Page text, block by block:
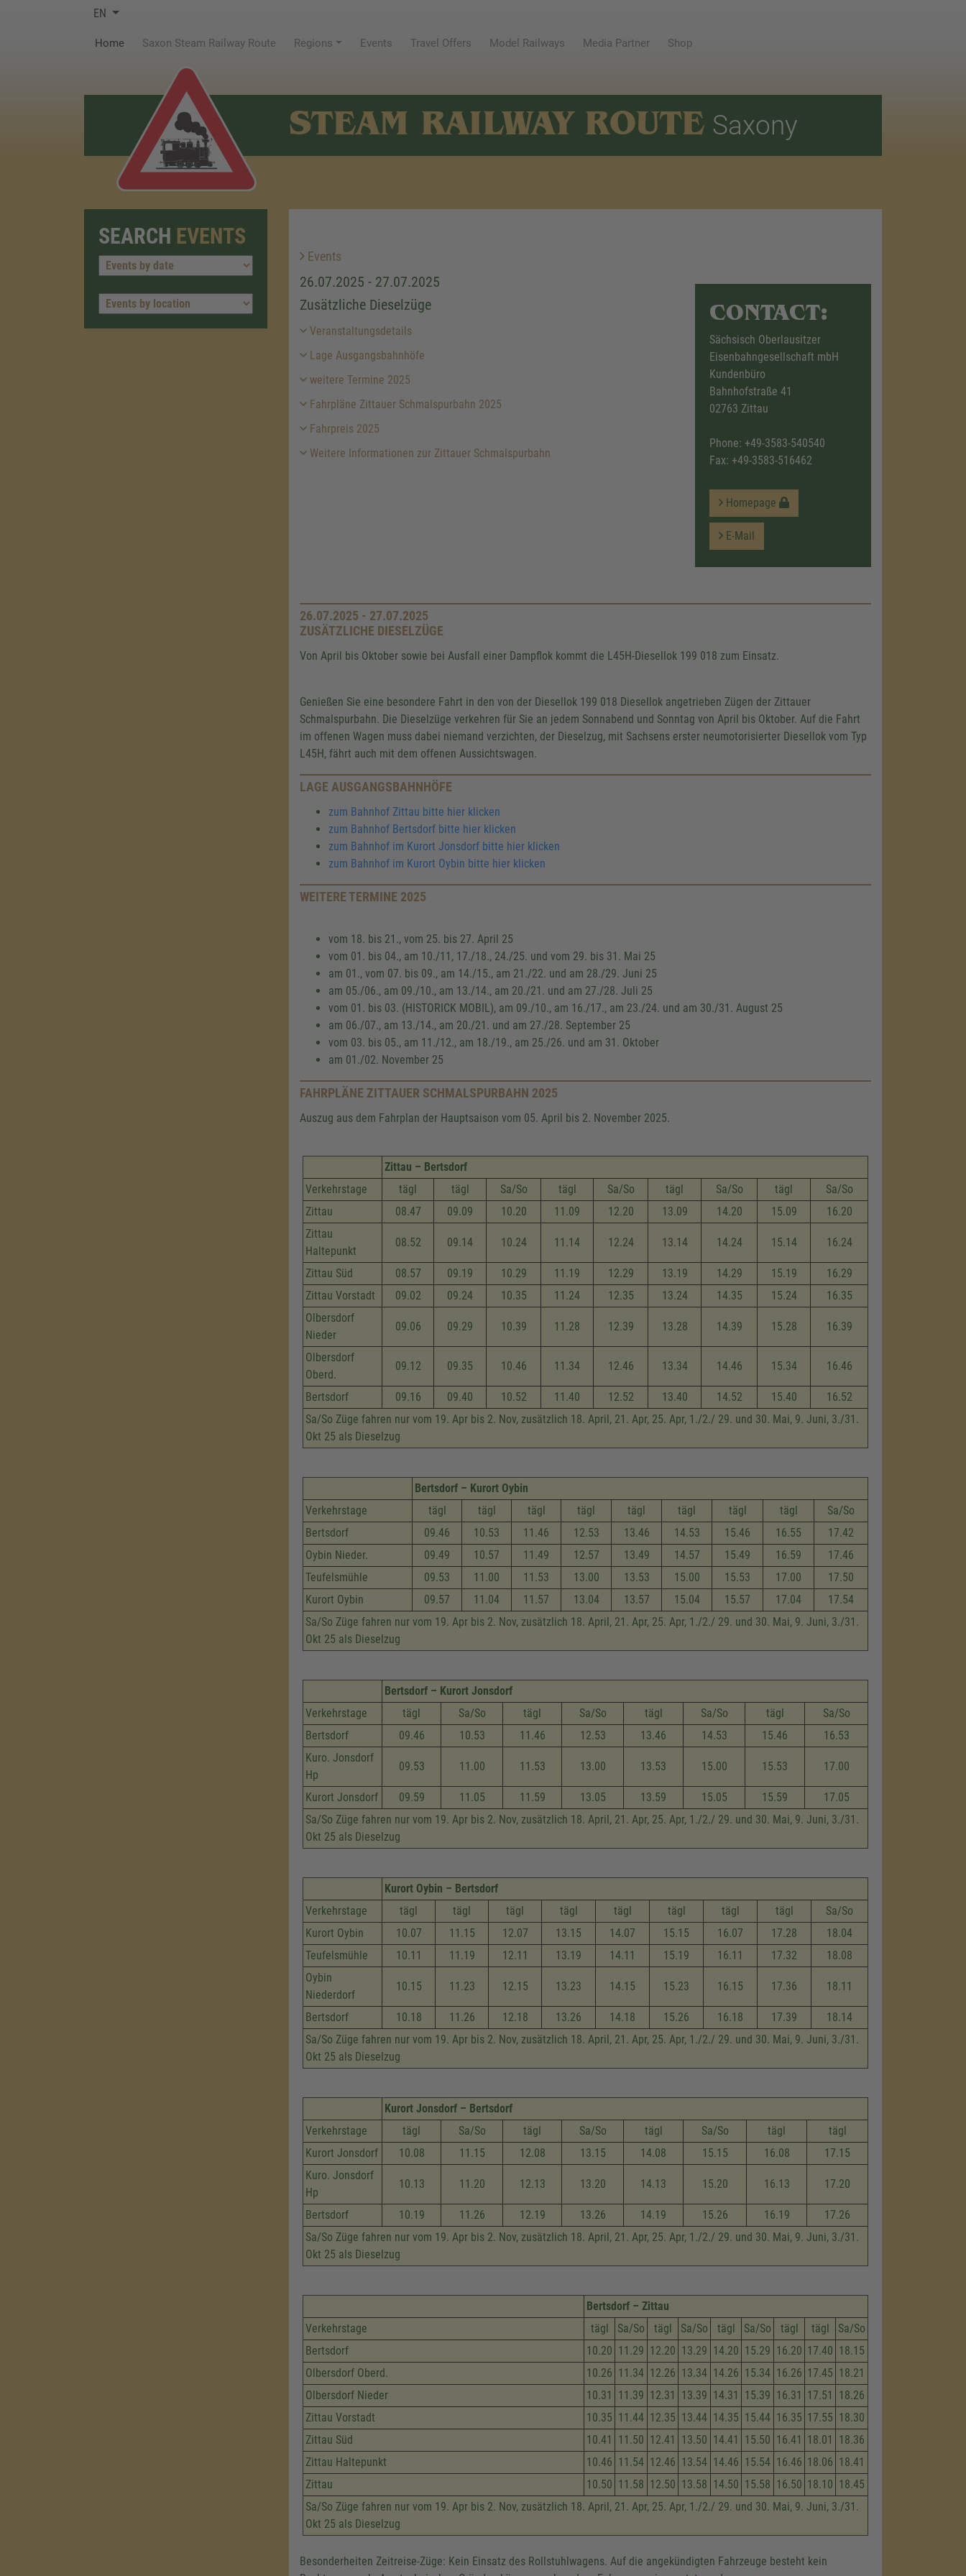
EN
Home(current)Saxon Steam Railway Route Regions Events Travel Offers Model Railways Media Partner Shop
STEAM RAILWAY ROUTE Saxony
SEARCH EVENTS
Events
26.07.2025 - 27.07.2025
Zusätzliche Dieselzüge
Veranstaltungsdetails
Lage Ausgangsbahnhöfe
weitere Termine 2025
Fahrpläne Zittauer Schmalspurbahn 2025
Fahrpreis 2025
Weitere Informationen zur Zittauer Schmalspurbahn
CONTACT:
Sächsisch Oberlausitzer
Eisenbahngesellschaft mbH
Kundenbüro
Bahnhofstraße 41
02763 Zittau
Phone: +49-3583-540540
Fax: +49-3583-516462
Homepage
E-Mail
26.07.2025 - 27.07.2025
ZUSÄTZLICHE DIESELZÜGE
Von April bis Oktober sowie bei Ausfall einer Dampflok kommt die L45H-Diesellok 199 018 zum Einsatz.
Genießen Sie eine besondere Fahrt in den von der Diesellok 199 018 Diesellok angetrieben Zügen der Zittauer
Schmalspurbahn. Die Dieselzüge verkehren für Sie an jedem Sonnabend und Sonntag von April bis Oktober. Auf die Fahrt
im offenen Wagen muss dabei niemand verzichten, der Dieselzug, mit Sachsens erster neumotorisierter Diesellok vom Typ
L45H, fährt auch mit dem offenen Aussichtswagen.
LAGE AUSGANGSBAHNHÖFE
zum Bahnhof Zittau bitte hier klicken
zum Bahnhof Bertsdorf bitte hier klicken
zum Bahnhof im Kurort Jonsdorf bitte hier klicken
zum Bahnhof im Kurort Oybin bitte hier klicken
WEITERE TERMINE 2025
vom 18. bis 21., vom 25. bis 27. April 25
vom 01. bis 04., am 10./11, 17./18., 24./25. und vom 29. bis 31. Mai 25
am 01., vom 07. bis 09., am 14./15., am 21./22. und am 28./29. Juni 25
am 05./06., am 09./10., am 13./14., am 20./21. und am 27./28. Juli 25
vom 01. bis 03. (HISTORICK MOBIL), am 09./10., am 16./17., am 23./24. und am 30./31. August 25
am 06./07., am 13./14., am 20./21. und am 27./28. September 25
vom 03. bis 05., am 11./12., am 18./19., am 25./26. und am 31. Oktober
am 01./02. November 25
FAHRPLÄNE ZITTAUER SCHMALSPURBAHN 2025
Auszug aus dem Fahrplan der Hauptsaison vom 05. April bis 2. November 2025.
Zittau – Bertsdorf
Verkehrstage
tägl tägl Sa/So tägl Sa/So tägl Sa/So tägl
Sa/So
Zittau
08.47 09.09 10.20 11.09 12.20 13.09 14.20 15.09
16.20
Zittau
Haltepunkt
08.52 09.14 10.24 11.14 12.24 13.14 14.24 15.14 16.24
Zittau Süd 08.57 09.19 10.29 11.19 12.29 13.19 14.29 15.19
16.29
Zittau Vorstadt
09.02 09.24 10.35 11.24 12.35 13.24 14.35 15.24
16.35
Olbersdorf
Nieder
09.06 09.29 10.39 11.28 12.39 13.28 14.39 15.28 16.39
Olbersdorf
Oberd.
09.12 09.35 10.46 11.34 12.46 13.34 14.46 15.34 16.46
Bertsdorf 09.16 09.40 10.52 11.40 12.52 13.40 14.52 15.40
16.52
Sa/So Züge fahren nur vom 19. Apr bis 2. Nov, zusätzlich 18. April, 21. Apr, 25. Apr, 1./2./ 29. und 30. Mai, 9. Juni, 3./31.
Okt 25 als Dieselzug
Bertsdorf – Kurort Oybin
Verkehrstage
tägl tägl tägl tägl tägl tägl tägl tägl
Sa/So
Bertsdorf
09.46 10.53 11.46 12.53 13.46 14.53 15.46 16.55
17.42
Oybin Nieder.
09.49 10.57 11.49 12.57 13.49 14.57 15.49 16.59
17.46
Teufelsmühle
09.53 11.00 11.53 13.00 13.53 15.00 15.53 17.00
17.50
Kurort Oybin
09.57 11.04 11.57 13.04 13.57 15.04 15.57 17.04
17.54
Sa/So Züge fahren nur vom 19. Apr bis 2. Nov, zusätzlich 18. April, 21. Apr, 25. Apr, 1./2./ 29. und 30. Mai, 9. Juni, 3./31.
Okt 25 als Dieselzug
Bertsdorf – Kurort Jonsdorf
Verkehrstage
tägl Sa/So tägl Sa/So tägl Sa/So tägl
Sa/So
Bertsdorf
09.46 10.53 11.46 12.53 13.46 14.53 15.46
16.53
Kuro. Jonsdorf
Hp
09.53 11.00 11.53 13.00 13.53 15.00 15.53 17.00
Kurort Jonsdorf 09.59 11.05 11.59 13.05 13.59 15.05 15.59
17.05
Sa/So Züge fahren nur vom 19. Apr bis 2. Nov, zusätzlich 18. April, 21. Apr, 25. Apr, 1./2./ 29. und 30. Mai, 9. Juni, 3./31.
Okt 25 als Dieselzug
Kurort Oybin – Bertsdorf
Verkehrstage
tägl tägl tägl tägl tägl tägl tägl tägl
Sa/So
Kurort Oybin
10.07 11.15 12.07 13.15 14.07 15.15 16.07 17.28
18.04
Teufelsmühle
10.11 11.19 12.11 13.19 14.11 15.19 16.11 17.32
18.08
Oybin
Niederdorf
10.15 11.23 12.15 13.23 14.15 15.23 16.15 17.36 18.11
Bertsdorf 10.18 11.26 12.18 13.26 14.18 15.26 16.18 17.39
18.14
Sa/So Züge fahren nur vom 19. Apr bis 2. Nov, zusätzlich 18. April, 21. Apr, 25. Apr, 1./2./ 29. und 30. Mai, 9. Juni, 3./31.
Okt 25 als Dieselzug
Kurort Jonsdorf – Bertsdorf
Verkehrstage
tägl Sa/So tägl Sa/So tägl Sa/So tägl
tägl
Kurort Jonsdorf
10.08 11.15 12.08 13.15 14.08 15.15 16.08
17.15
Kuro. Jonsdorf
Hp
10.13 11.20 12.13 13.20 14.13 15.20 16.13 17.20
Bertsdorf 10.19 11.26 12.19 13.26 14.19 15.26 16.19
17.26
Sa/So Züge fahren nur vom 19. Apr bis 2. Nov, zusätzlich 18. April, 21. Apr, 25. Apr, 1./2./ 29. und 30. Mai, 9. Juni, 3./31.
Okt 25 als Dieselzug
Bertsdorf – Zittau
Verkehrstage
tägl Sa/So tägl Sa/So tägl Sa/So tägl tägl
Sa/So
Bertsdorf
10.20 11.29 12.20 13.29 14.20 15.29 16.20 17.40 18.15
Olbersdorf Oberd.
10.26 11.34 12.26 13.34 14.26 15.34 16.26 17.45 18.21
Olbersdorf Nieder
10.31 11.39 12.31 13.39 14.31 15.39 16.31 17.51
18.26
Zittau Vorstadt
10.35 11.44 12.35 13.44 14.35 15.44 16.35 17.55 18.30
Zittau Süd
10.41 11.50 12.41 13.50 14.41 15.50 16.41 18.01
18.36
Zittau Haltepunkt
10.46 11.54 12.46 13.54 14.46 15.54 16.46 18.06 18.41
Zittau
10.50 11.58 12.50 13.58 14.50 15.58 16.50 18.10 18.45
Sa/So Züge fahren nur vom 19. Apr bis 2. Nov, zusätzlich 18. April, 21. Apr, 25. Apr, 1./2./ 29. und 30. Mai, 9. Juni, 3./31.
Okt 25 als Dieselzug
Besonderheiten Zeitreise-Züge: Kein Einsatz des Rollstuhlwagens. Auf die angekündigten Fahrzeuge besteht kein